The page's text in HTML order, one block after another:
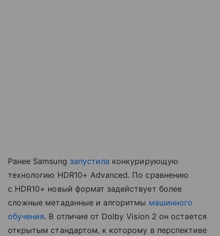
Ранее Samsung запустила конкурирующую
технологию HDR10+ Advanced. По сравнению
с HDR10+ новый формат задействует более
сложные метаданные и алгоритмы машинного
обучения. В отличие от Dolby Vision 2 он остается
открытым стандартом, к которому в перспективе